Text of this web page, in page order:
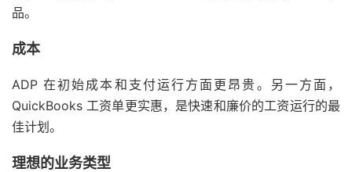
品。
成本
ADP 在初始成本和支付运行方面更昂贵。另一方面，
QuickBooks 工资单更实惠，是快速和廉价的工资运行的最
佳计划。
理想的业务类型